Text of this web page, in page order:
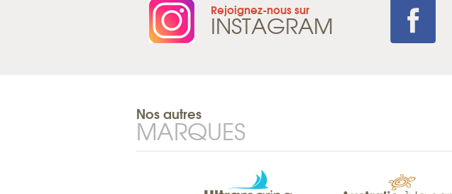
Rejoignez-nous sur
INSTAGRAM
Nos autres
MARQUES